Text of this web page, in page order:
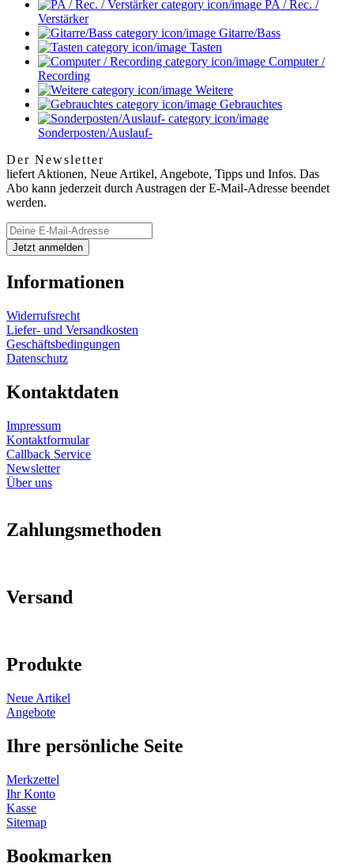
PA / Rec. /
Verstärker
Gitarre/Bass
Tasten
Computer /
Recording
Weitere
Gebrauchtes
Sonderposten/Auslauf-
Der Newsletter
liefert Aktionen, Neue Artikel, Angebote, Tipps und Infos. Das
Abo kann jederzeit durch Austragen der E-Mail-Adresse beendet
werden.
Informationen
Widerrufsrecht
Liefer- und Versandkosten
Geschäftsbedingungen
Datenschutz
Kontaktdaten
Impressum
Kontaktformular
Callback Service
Newsletter
Über uns
Zahlungsmethoden
Versand
Produkte
Neue Artikel
Angebote
Ihre persönliche Seite
Merkzettel
Ihr Konto
Kasse
Sitemap
Bookmarken